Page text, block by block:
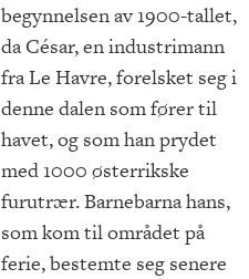
begynnelsen av 1900-tallet,
da César, en industrimann
fra Le Havre, forelsket seg i
denne dalen som fører til
havet, og som han prydet
med 1000 østerrikske
furutrær. Barnebarna hans,
som kom til området på
ferie, bestemte seg senere